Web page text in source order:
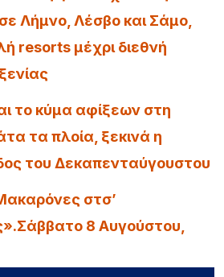
Λήμνο, Λέσβο και Σάμο,
resorts μέχρι διεθνή
το κύμα αφίξεων στη
τα πλοία, ξεκινά η
του Δεκαπενταύγουστου
στσ’
8 Αυγούστου,